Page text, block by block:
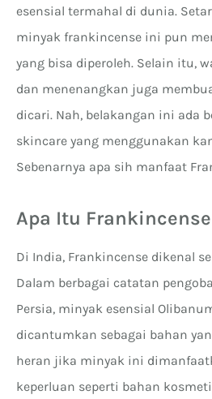
esensial termahal di dunia.
minyak frankincense ini pun
yang bisa diperoleh. Selain itu,
dan menenangkan juga
dicari. Nah, belakangan ini ada
skincare yang menggunakan
Sebenarnya apa sih manfaat
Apa Itu
Di India, Frankincense dikenal
Dalam berbagai catatan
Persia, minyak esensial
dicantumkan sebagai bahan
heran jika minyak ini
keperluan seperti bahan